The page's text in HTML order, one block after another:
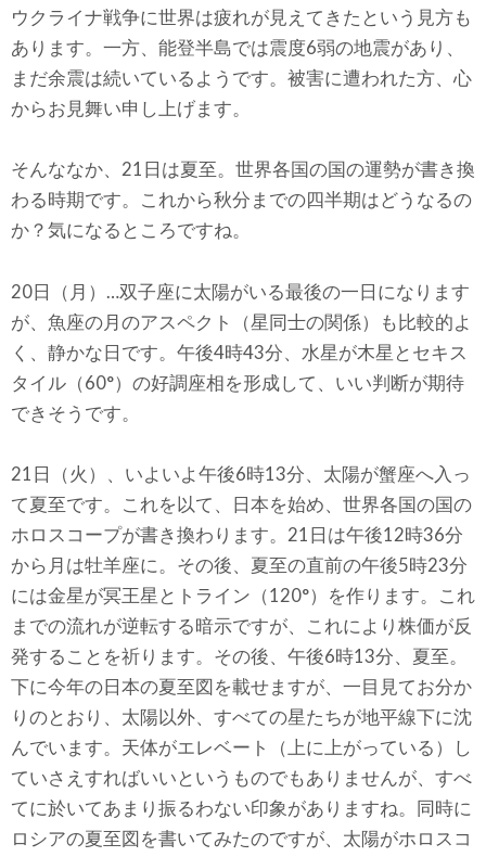
ウクライナ戦争に世界は疲れが見えてきたという見方も
あります。一方、能登半島では震度6弱の地震があり、
まだ余震は続いているようです。被害に遭われた方、心
からお見舞い申し上げます。
そんななか、21日は夏至。世界各国の国の運勢が書き換
わる時期です。これから秋分までの四半期はどうなるの
か？気になるところですね。
20日（月）…双子座に太陽がいる最後の一日になります
が、魚座の月のアスペクト（星同士の関係）も比較的よ
く、静かな日です。午後4時43分、水星が木星とセキス
タイル（60°）の好調座相を形成して、いい判断が期待
できそうです。
21日（火）、いよいよ午後6時13分、太陽が蟹座へ入っ
て夏至です。これを以て、日本を始め、世界各国の国の
ホロスコープが書き換わります。21日は午後12時36分
から月は牡羊座に。その後、夏至の直前の午後5時23分
には金星が冥王星とトライン（120°）を作ります。これ
までの流れが逆転する暗示ですが、これにより株価が反
発することを祈ります。その後、午後6時13分、夏至。
下に今年の日本の夏至図を載せますが、一目見てお分か
りのとおり、太陽以外、すべての星たちが地平線下に沈
んでいます。天体がエレベート（上に上がっている）し
ていさえすればいいというものでもありませんが、すべ
てに於いてあまり振るわない印象がありますね。同時に
ロシアの夏至図を書いてみたのですが、太陽がホロスコ